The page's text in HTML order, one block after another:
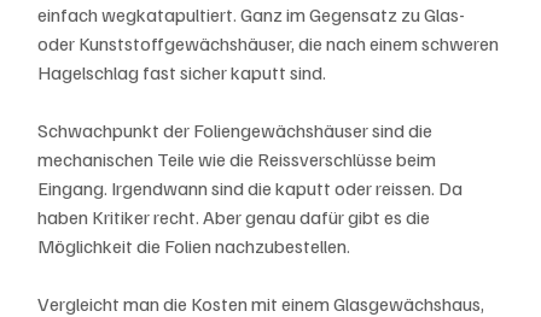
einfach wegkatapultiert. Ganz im Gegensatz zu Glas-
oder Kunststoffgewächshäuser, die nach einem schweren
Hagelschlag fast sicher kaputt sind.
Schwachpunkt der Foliengewächshäuser sind die
mechanischen Teile wie die Reissverschlüsse beim
Eingang. Irgendwann sind die kaputt oder reissen. Da
haben Kritiker recht. Aber genau dafür gibt es die
Möglichkeit die Folien nachzubestellen.
Vergleicht man die Kosten mit einem Glasgewächshaus,